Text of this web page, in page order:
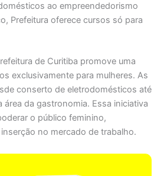
ao empreendedorismo
Prefeitura oferece cursos só para
de Curitiba promove uma
exclusivamente para mulheres. As
conserto de eletrodomésticos até
da gastronomia. Essa iniciativa
o público feminino,
no mercado de trabalho.